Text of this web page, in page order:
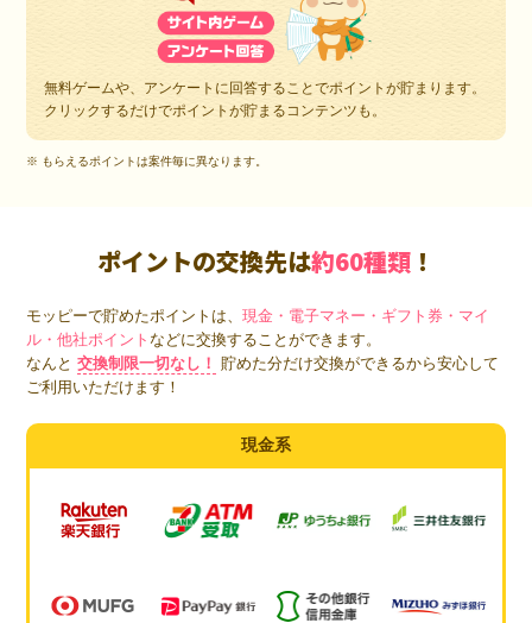
無料ゲームや、アンケートに回答することでポイントが貯まります。
クリックするだけでポイントが貯まるコンテンツも。
※ もらえるポイントは案件毎に異なります。
ポイントの交換先は約60種類 ！
モッピーで貯めたポイントは、現金・電子マネー・ギフト券・マイ
ル・他社ポイントなどに交換することができます。
なんと 交換制限一切なし！
貯めた分だけ交換ができるから安心して
ご利用いただけます！
現金系